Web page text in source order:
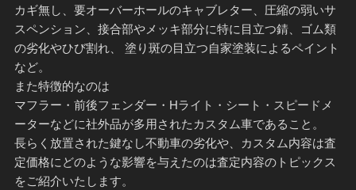
カギ無し、要オーバーホールのキャブレター、圧縮の弱いサ
スペンション、接合部やメッキ部分に特に目立つ錆、ゴム類
の劣化やひび割れ、 塗り斑の目立つ自家塗装によるペイント
など。
また特徴的なのは
マフラー・前後フェンダー・Hライト・シート・スピードメ
ーターなどに社外品が多用されたカスタム車であること。
長らく放置された鍵なし不動車の劣化や、カスタム内容は査
定価格にどのような影響を与えたのは査定内容のトピックス
をご紹介いたします。